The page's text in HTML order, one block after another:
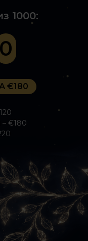
1000:
0
€180
– €180